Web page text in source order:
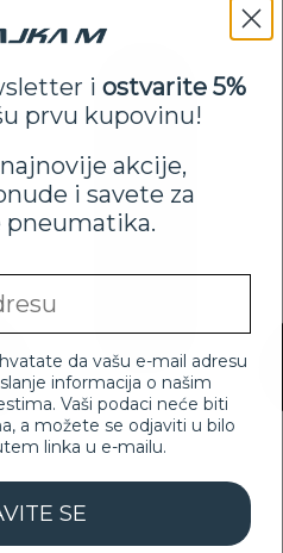
i ostvarite 5%
prvu kupovinu!
akcije,
i savete za
pneumatika.
da vašu e-mail adresu
informacija o našim
Vaši podaci neće biti
a možete se odjaviti u bilo
linka u e-mailu.
SE